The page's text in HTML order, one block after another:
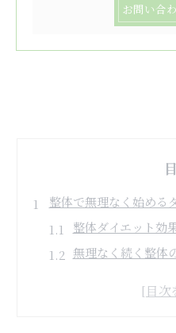
お問い合
整体で無理なく始める
整体ダイエット効
無理なく続く整体